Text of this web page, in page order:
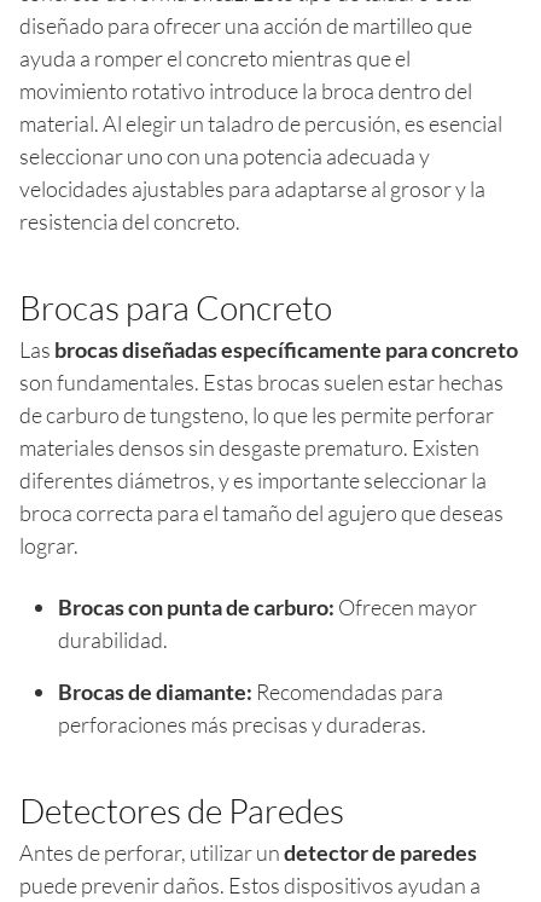
diseñado para ofrecer una acción de martilleo que
ayuda a romper el concreto mientras que el
movimiento rotativo introduce la broca dentro del
material. Al elegir un taladro de percusión, es esencial
seleccionar uno con una potencia adecuada y
velocidades ajustables para adaptarse al grosor y la
resistencia del concreto.
Brocas para Concreto
Las brocas diseñadas específicamente para concreto
son fundamentales. Estas brocas suelen estar hechas
de carburo de tungsteno, lo que les permite perforar
materiales densos sin desgaste prematuro. Existen
diferentes diámetros, y es importante seleccionar la
broca correcta para el tamaño del agujero que deseas
lograr.
Brocas con punta de carburo: Ofrecen mayor
durabilidad.
Brocas de diamante: Recomendadas para
perforaciones más precisas y duraderas.
Detectores de Paredes
Antes de perforar, utilizar undetector de paredes
puede prevenir daños. Estos dispositivos ayudan a